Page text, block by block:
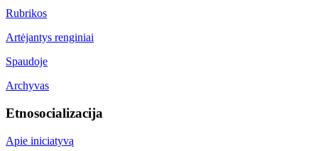
Rubrikos
Artėjantys renginiai
Spaudoje
Archyvas
Etnosocializacija
Apie iniciatyvą